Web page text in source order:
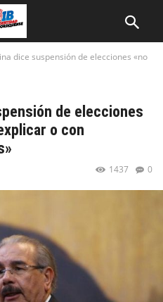
dice suspensión de elecciones «no
de elecciones
o con
0
1437